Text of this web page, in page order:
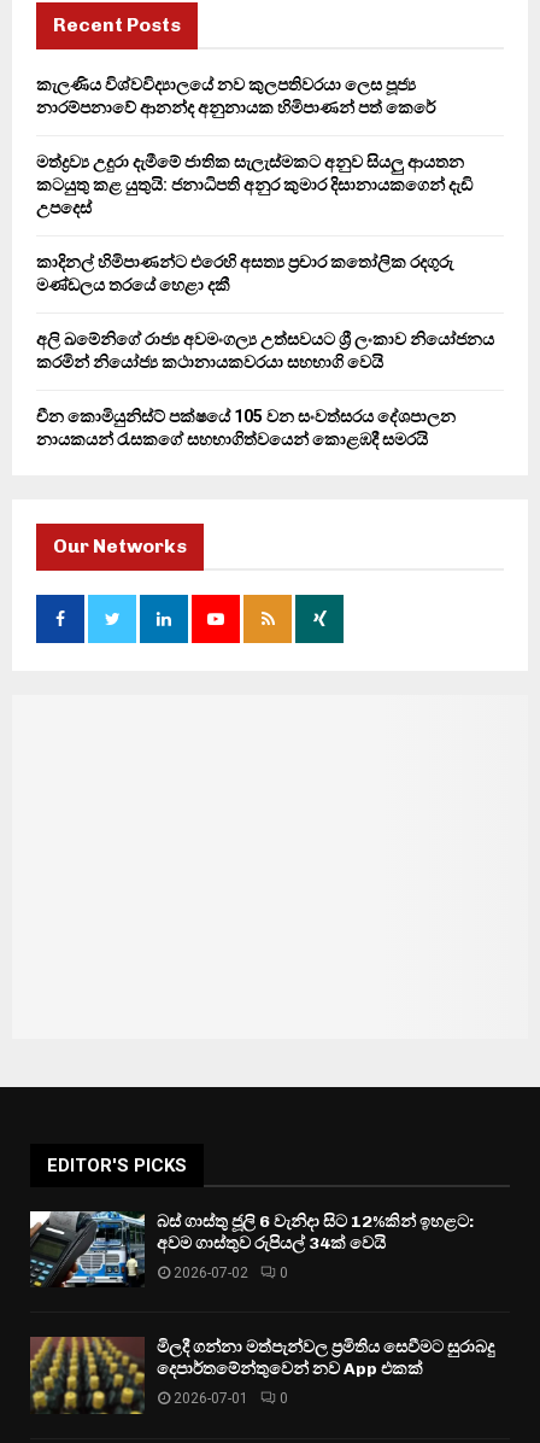
f
r
H
Recent Posts
කැලණිය විශ්වවිද්‍යාලයේ නව කුලපතිවරයා ලෙස පූජ්‍ය
නාරම්පනාවේ ආනන්ද අනුනායක හිමිපාණන් පත් කෙරේ
මත්ද්‍රව්‍ය උදුරා දැමීමේ ජාතික සැලැස්මකට අනුව සියලු ආයතන
කටයුතු කළ යුතුයි: ජනාධිපති අනුර කුමාර දිසානායකගෙන් දැඩි
උපදෙස්
කාදිනල් හිමිපාණන්ට එරෙහි අසත්‍ය ප්‍රචාර කතෝලික රදගුරු
මණ්ඩලය තරයේ හෙළා දකී
අලි ඛමේනිගේ රාජ්‍ය අවමංගල්‍ය උත්සවයට ශ්‍රී ලංකාව නියෝජනය
කරමින් නියෝජ්‍ය කථානායකවරයා සහභාගි වෙයි
චීන කොමියුනිස්ට් පක්ෂයේ 105 වන සංවත්සරය දේශපාලන
නායකයන් රැසකගේ සහභාගිත්වයෙන් කොළඹදී සමරයි
Our Networks
EDITOR'S PICKS
බස් ගාස්තු ජූලි 6 වැනිදා සිට 12%කින් ඉහළට:
අවම ගාස්තුව රුපියල් 34ක් වෙයි
2026-07-02 0
මිලදී ගන්නා මත්පැන්වල ප්‍රමිතිය සෙවීමට සුරාබදු
දෙපාර්තමේන්තුවෙන් නව App එකක්
2026-07-01 0